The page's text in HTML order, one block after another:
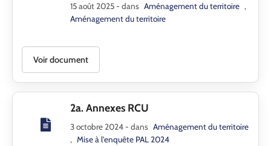
15 août 2025- dans Aménagement du territoire ,
Aménagement du territoire
Voir document
2a. Annexes RCU
3 octobre 2024- dans Aménagement du territoire
, Mise à l'enquête PAL 2024